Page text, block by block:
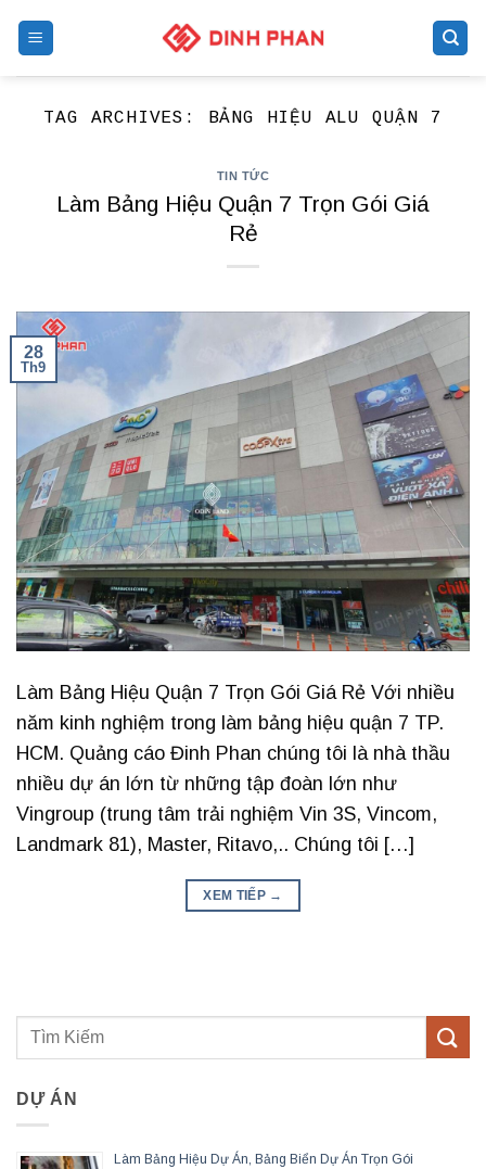
TAG ARCHIVES: BẢNG HIỆU ALU QUẬN 7
TIN TỨC
Làm Bảng Hiệu Quận 7 Trọn Gói Giá
Rẻ
28
Th9
Làm Bảng Hiệu Quận 7 Trọn Gói Giá Rẻ Với nhiều
năm kinh nghiệm trong làm bảng hiệu quận 7 TP.
HCM. Quảng cáo Đinh Phan chúng tôi là nhà thầu
nhiều dự án lớn từ những tập đoàn lớn như
Vingroup (trung tâm trải nghiệm Vin 3S, Vincom,
Landmark 81), Master, Ritavo,.. Chúng tôi […]
XEM TIẾP →
DỰ ÁN
Làm Bảng Hiệu Dự Án, Bảng Biển Dự Án Trọn Gói